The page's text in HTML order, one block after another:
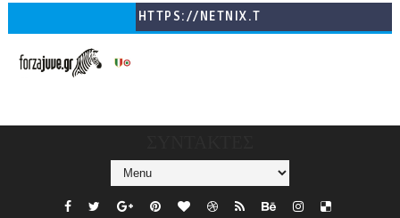
HTTPS://NETNIX.T